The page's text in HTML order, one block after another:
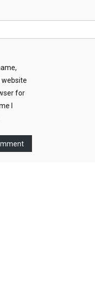
website
for
I